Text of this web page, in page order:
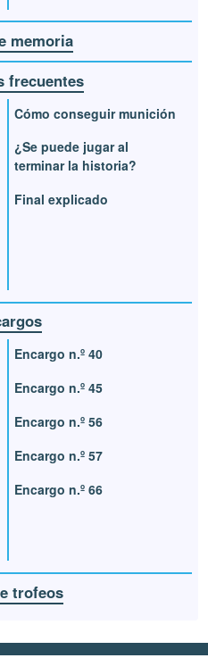
memoria
frecuentes
Cómo conseguir munición
¿Se puede jugar al
terminar la historia?
Final explicado
Encargo n.º 40
Encargo n.º 45
Encargo n.º 56
Encargo n.º 57
Encargo n.º 66
trofeos